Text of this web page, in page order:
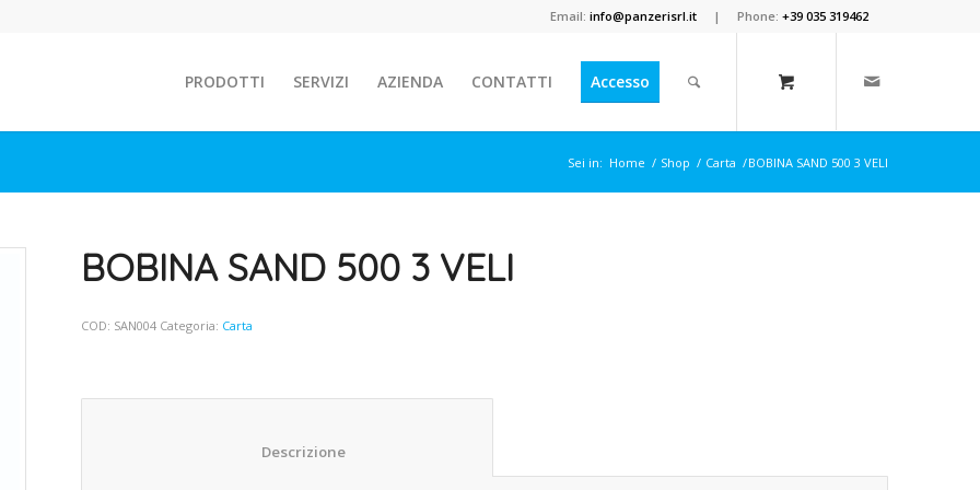
Email:info@panzerisrl.it | Phone:+39 035 319462
PRODOTTI SERVIZI AZIENDA CONTATTI Accesso
Sei in: Home / Shop / Carta /BOBINA SAND 500 3 VELI
BOBINA SAND 500 3 VELI
COD: SAN004 Categoria: Carta
						Descrizione